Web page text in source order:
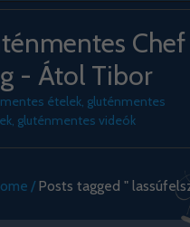
Chef
- Átol Tibor
ételek, gluténmentes
gluténmentes videók
Posts tagged "